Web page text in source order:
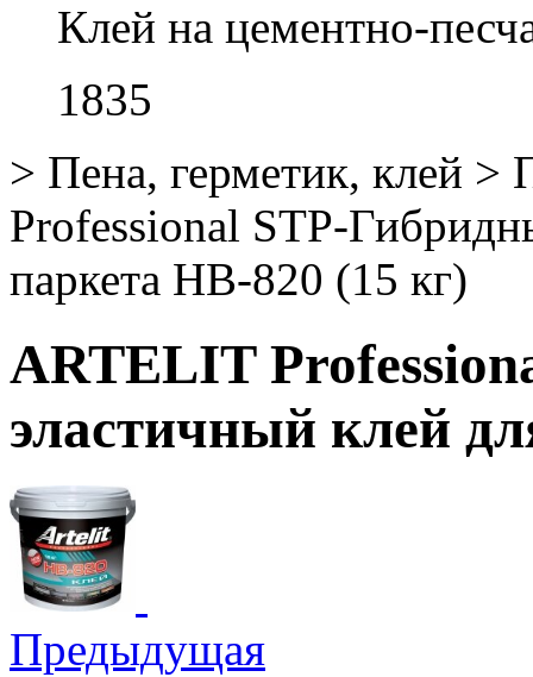
Клей на цементно-
1835
> Пена, герметик, клей >
Professional STP-
паркета HB-820 (15 кг)
ARTELIT
эластичный клей
Предыдущая